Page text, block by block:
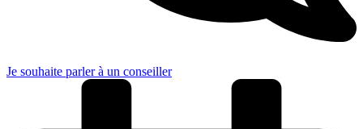
Je souhaite parler à un conseiller